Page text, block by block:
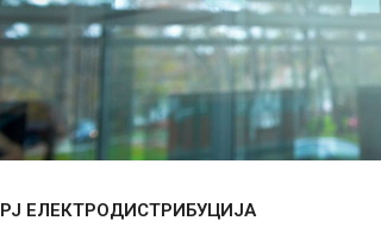
РЈ ЕЛЕКТРОДИСТРИБУЦИЈА